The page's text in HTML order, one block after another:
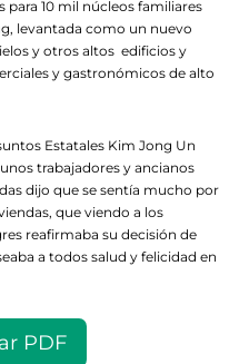
para 10 mil núcleos familiares
levantada como un nuevo
y otros altos edificios y
y gastronómicos de alto
Estatales Kim Jong Un
trabajadores y ancianos
dijo que se sentía mucho por
que viendo a los
reafirmaba su decisión de
a todos salud y felicidad en
PDF